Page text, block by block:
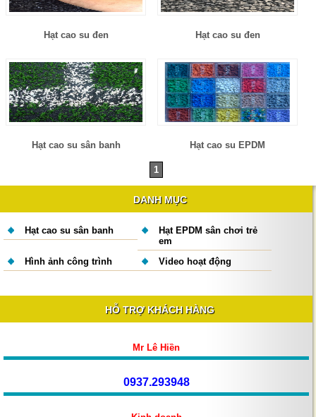
DANH MỤC
Hạt cao su sân banh
Hạt EPDM sân chơi trẻ
em
Hình ảnh công trình
Video hoạt động
HỖ TRỢ KHÁCH HÀNG
Mr Lê Hiền
0937.293948
hat cao su đen
Hạt cao su đen Hạt cao su đen
Hạt cao su sân banh Hạt cao su EPDM
1